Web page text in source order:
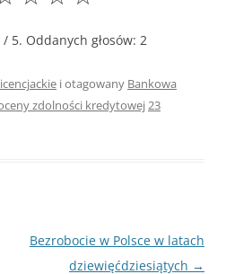
/ 5. Oddanych głosów: 2
i otagowany Bankowa
zdolności kredytowej23
Bezrobocie w Polsce w latach
dziewięćdziesiątych →